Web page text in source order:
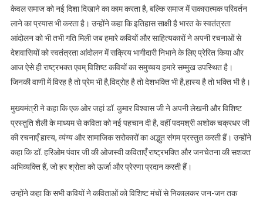
केवल समाज को नई दिशा दिखाने का काम करता है, बल्कि समाज में सकारात्मक परिवर्तन
लाने का प्रयास भी करता है। उन्होंने कहा कि इतिहास साक्षी है भारत के स्वतंत्रता
आंदोलन को भी तभी गति मिली जब हमारे कवियों और साहित्यकारों ने अपनी रचनाओं से
देशवासियों को स्वतंत्रता आंदोलन में सक्रिय भागीदारी निभाने के लिए प्रेरित किया और
आज ऐसे ही राष्ट्रभक्त एवम् विशिष्ट कवियों का समुच्चय हमारे सम्मुख उपस्थित है।
जिनकी वाणी में विरह है तो प्रेम भी है,विद्रोह है तो देशभक्ति भी है,हास्य है तो भक्ति भी है।
मुख्यमंत्री ने कहा कि एक ओर जहां डॉ. कुमार विश्वास जी ने अपनी लेखनी और विशिष्ट
प्रस्तुति शैली के माध्यम से कविता को नई पहचान दी है, वहीं पदमश्री अशोक चक्रधर जी
की रचनाएँ हास्य, व्यंग्य और सामाजिक सरोकारों का अद्भुत संगम प्रस्तुत करती हैं। उन्होंने
कहा कि डॉ. हरिओम पंवार जी की ओजस्वी कविताएँ राष्ट्रभक्ति और जनचेतना की सशक्त
अभिव्यक्ति हैं, जो हर श्रोता को ऊर्जा और प्रेरणा प्रदान करती हैं।
उन्होंने कहा कि सभी कवियों ने कविताओं को विशिष्ट मंचों से निकालकर जन-जन तक